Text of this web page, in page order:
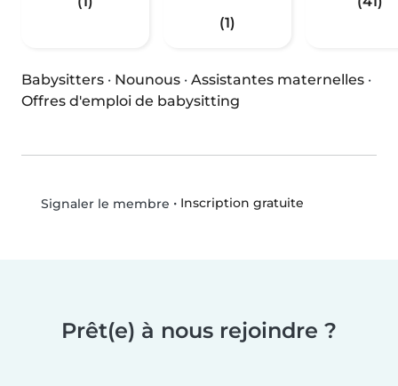
(1)
Babysitters · Nounous · Assistantes maternelles ·
Offres d'emploi de babysitting
Signaler le membre • Inscription gratuite
Prêt(e) à nous rejoindre ?